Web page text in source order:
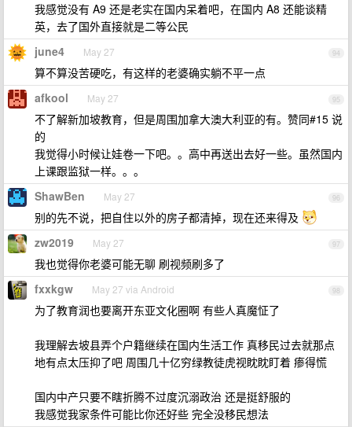
我感觉没有 A9 还是老实在国内呆着吧，在国内 A8 还能谈精
英，去了国外直接就是二等公民
94
june4 May 27
算不算没苦硬吃，有这样的老婆确实躺不平一点
95
afkool May 27
不了解新加坡教育，但是周围加拿大澳大利亚的有。赞同#15 说
的
我觉得小时候让娃卷一下吧。。高中再送出去好一些。虽然国内
上课跟监狱一样。。。
96
ShawBen May 27
别的先不说，把自住以外的房子都清掉，现在还来得及
97
zw2019 May 27
我也觉得你老婆可能无聊 刷视频刷多了
98
fxxkgw May 27 via Android
为了教育润也要离开东亚文化圈啊 有些人真魔怔了
我理解去坡县弄个户籍继续在国内生活工作 真移民过去就那点
地有点太压抑了吧 周围几十亿穷绿教徒虎视眈眈盯着 瘆得慌
国内中产只要不瞎折腾不过度沉溺政治 还是挺舒服的
我感觉我家条件可能比你还好些 完全没移民想法